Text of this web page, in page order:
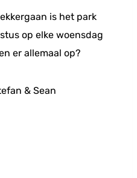
is het park
op elke woensdag
er allemaal op?
& Sean